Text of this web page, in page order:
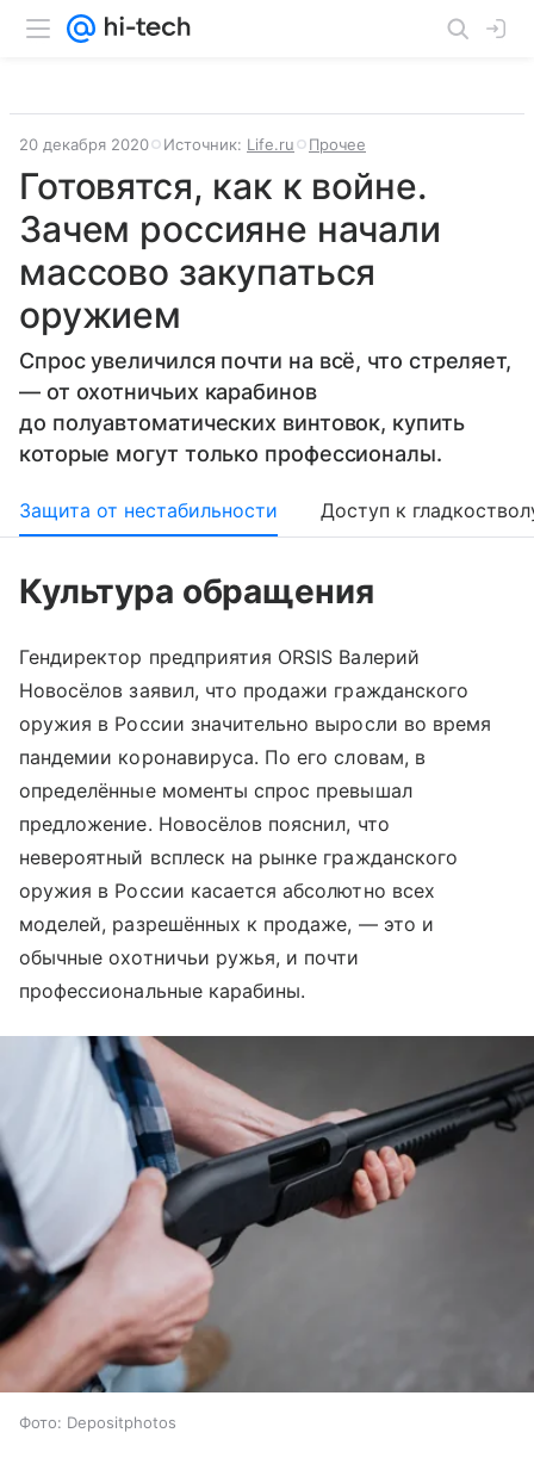
20 декабря 2020 Источник: Life.ru Прочее
Готовятся, как к войне.
Зачем россияне начали
массово закупаться
оружием
Спрос увеличился почти на всё, что стреляет,
— от охотничьих карабинов
до полуавтоматических винтовок, купить
которые могут только профессионалы.
Защита от нестабильности Доступ к
Культура обращения
Гендиректор предприятия ORSIS Валерий
Новосёлов заявил, что продажи гражданского
оружия в России значительно выросли во время
пандемии коронавируса. По его словам, в
определённые моменты спрос превышал
предложение. Новосёлов пояснил, что
невероятный всплеск на рынке гражданского
оружия в России касается абсолютно всех
моделей, разрешённых к продаже, — это и
обычные охотничьи ружья, и почти
профессиональные карабины.
Фото: Depositphotos